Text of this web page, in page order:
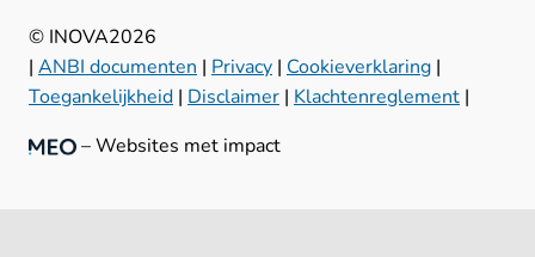
© INOVA2026
| ANBI documenten | Privacy | Cookieverklaring |
Toegankelijkheid | Disclaimer | Klachtenreglement |
– Websites met impact